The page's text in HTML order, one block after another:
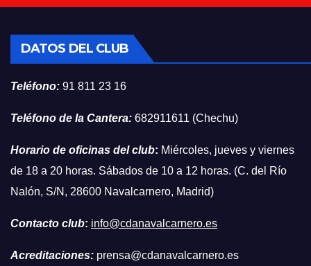
DATOS DEL CLUB
Teléfono: 91 811 23 16
Teléfono de la Cantera: 682911611 (Chechu)
Horario de oficinas del club: Miércoles, jueves y viernes
de 18 a 20 horas. Sábados de 10 a 12 horas. (C. del Río
Nalón, S/N, 28600 Navalcarnero, Madrid)
Contacto club: info@cdanavalcarnero.es
Acreditaciones: prensa@cdanavalcarnero.es